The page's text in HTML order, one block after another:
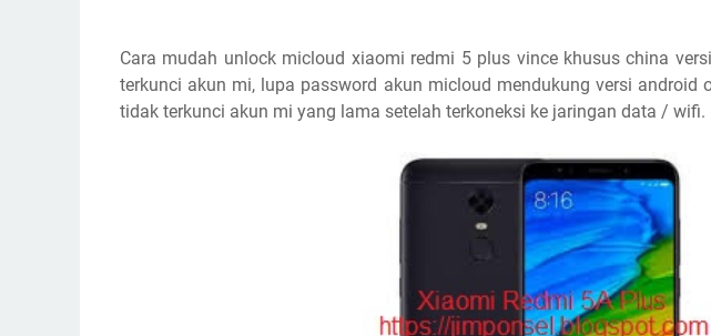
Cara mudah unlock micloud xiaomi redmi 5 plus vince khusus china
terkunci akun mi, lupa password akun micloud mendukung versi android
tidak terkunci akun mi yang lama setelah terkoneksi ke jaringan data / wifi.